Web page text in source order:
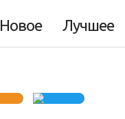
Новое Лучшее